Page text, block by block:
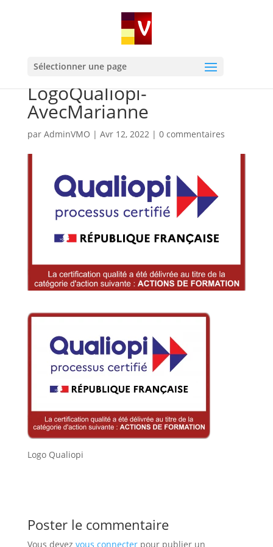
Sélectionner une page
LogoQualiopi-
AvecMarianne
par AdminVMO | Avr 12, 2022| 0 commentaires
Logo Qualiopi
Poster le commentaire
Vous devez vous connecterpour publier un